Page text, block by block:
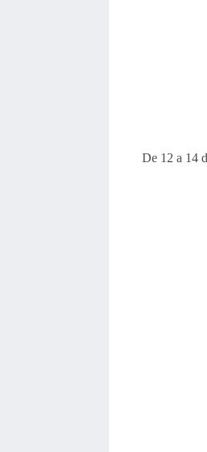
De 12 a 14